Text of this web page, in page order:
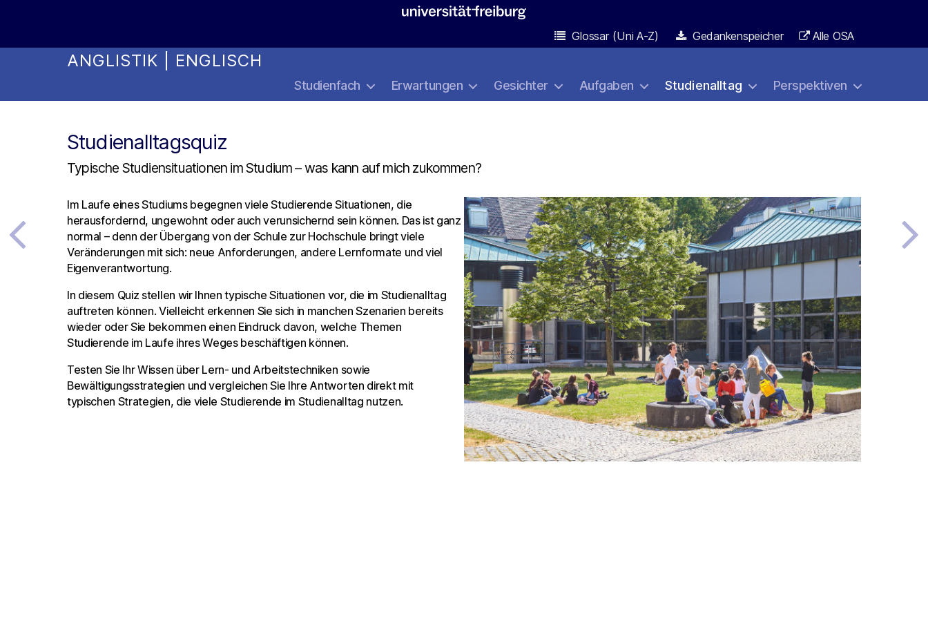
Glossar (Uni A-Z) Gedankenspeicher Alle OSA
ANGLISTIK | ENGLISCH
Studienfach Erwartungen Gesichter Aufgaben Studienalltag Perspektiven
Studienalltagsquiz
Typische Studiensituationen im Studium – was kann auf mich zukommen?
Im Laufe eines Studiums begegnen viele Studierende Situationen, die
herausfordernd, ungewohnt oder auch verunsichernd sein können. Das ist ganz
normal – denn der Übergang von der Schule zur Hochschule bringt viele
Veränderungen mit sich: neue Anforderungen, andere Lernformate und viel
Eigenverantwortung.
In diesem Quiz stellen wir Ihnen typische Situationen vor, die im Studienalltag
auftreten können. Vielleicht erkennen Sie sich in manchen Szenarien bereits
wieder oder Sie bekommen einen Eindruck davon, welche Themen
Studierende im Laufe ihres Weges beschäftigen können.
Testen Sie Ihr Wissen über Lern- und Arbeitstechniken sowie
Bewältigungsstrategien und vergleichen Sie Ihre Antworten direkt mit
typischen Strategien, die viele Studierende im Studienalltag nutzen.